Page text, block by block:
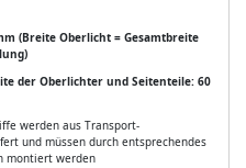
(Breite Oberlicht = Gesamtbreite
der Oberlichter und Seitenteile: 60
werden aus Transport-
und müssen durch entsprechendes
montiert werden